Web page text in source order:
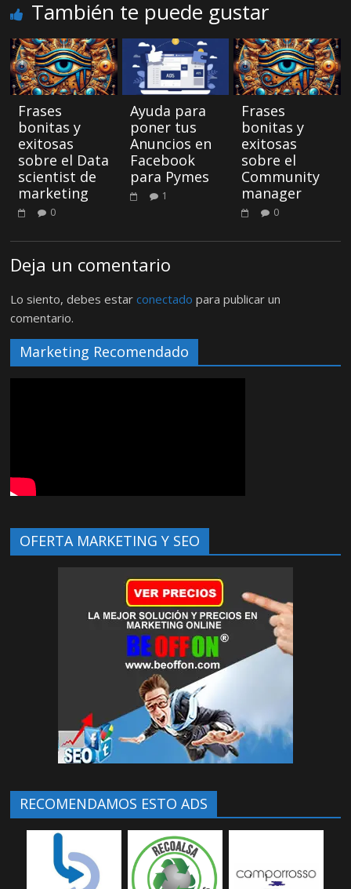
También te puede gustar
Frases
bonitas y
exitosas
sobre el Data
scientist de
marketing
0
Ayuda para
poner tus
Anuncios en
Facebook
para Pymes
1
Frases
bonitas y
exitosas
sobre el
Community
manager
0
Deja un comentario
Lo siento, debes estarconectado para publicar un
comentario.
Marketing Recomendado
OFERTA MARKETING Y SEO
RECOMENDAMOS ESTO ADS